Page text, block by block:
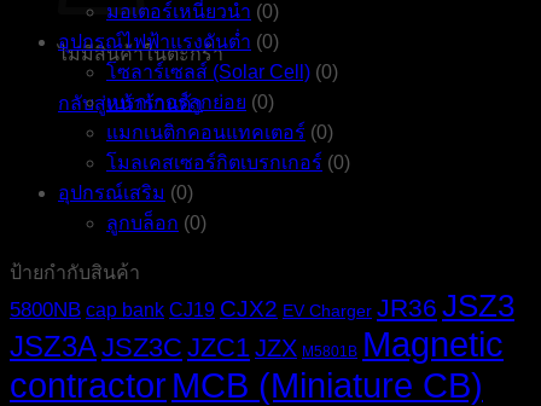
ไม่มีสินค้าในตะกร้า
กลับสู่หน้าร้านค้า
มอเตอร์เหนี่ยวนำ (0)
อุปกรณ์ไฟฟ้าแรงดันต่ำ (0)
โซลาร์เซลส์ (Solar Cell) (0)
เบรกเกอร์ลูกย่อย (0)
แมกเนติกคอนแทคเตอร์ (0)
โมลเคสเซอร์กิตเบรกเกอร์ (0)
อุปกรณ์เสริม (0)
ลูกบล็อก (0)
ป้ายกำกับสินค้า
5800NB cap bank CJ19 CJX2 EV Charger JR36 JSZ3
JSZ3AJSZ3C JZC1JZX M5801B Magnetic
contractorMCB (Miniature CB)